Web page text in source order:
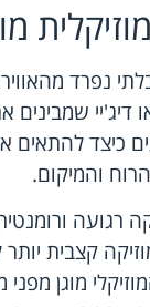
נפרד
שמבינים
כיצד להתאים
הרוח והמיקום.
רגועה
קצבית
מוגן מפני